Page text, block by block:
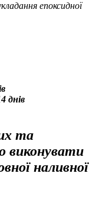
епоксидної
днів
та
виконувати
наливної